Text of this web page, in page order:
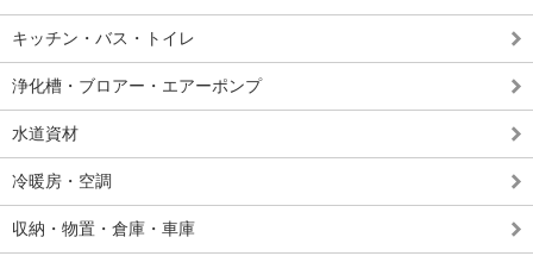
キッチン・バス・トイレ
浄化槽・ブロアー・エアーポンプ
水道資材
冷暖房・空調
収納・物置・倉庫・車庫